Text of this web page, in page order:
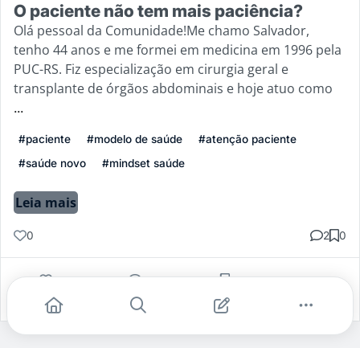
O paciente não tem mais paciência?
Olá pessoal da Comunidade!Me chamo Salvador,
tenho 44 anos e me formei em medicina em 1996 pela
PUC-RS. Fiz especialização em cirurgia geral e
transplante de órgãos abdominais e hoje atuo como
...
#paciente #modelo de saúde
#atenção paciente
#saúde novo
#mindset saúde
Leia mais
0 2 0
Gostei Comentar Salvar